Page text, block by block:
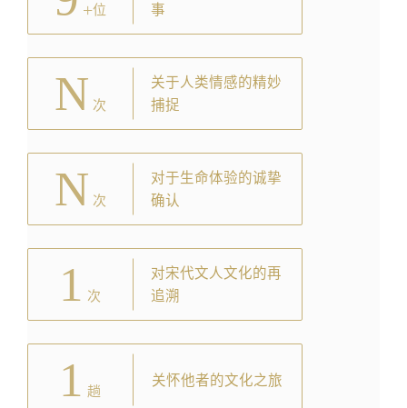
+位
事
N 次
关于人类情感的精妙
捕捉
N 次
对于生命体验的诚挚
确认
1 次
对宋代文人文化的再
追溯
1 趟
关怀他者的文化之旅